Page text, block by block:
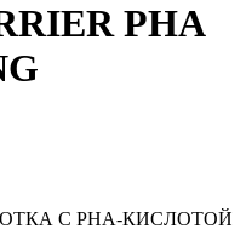
PHA
С PHA-КИСЛОТОЙ